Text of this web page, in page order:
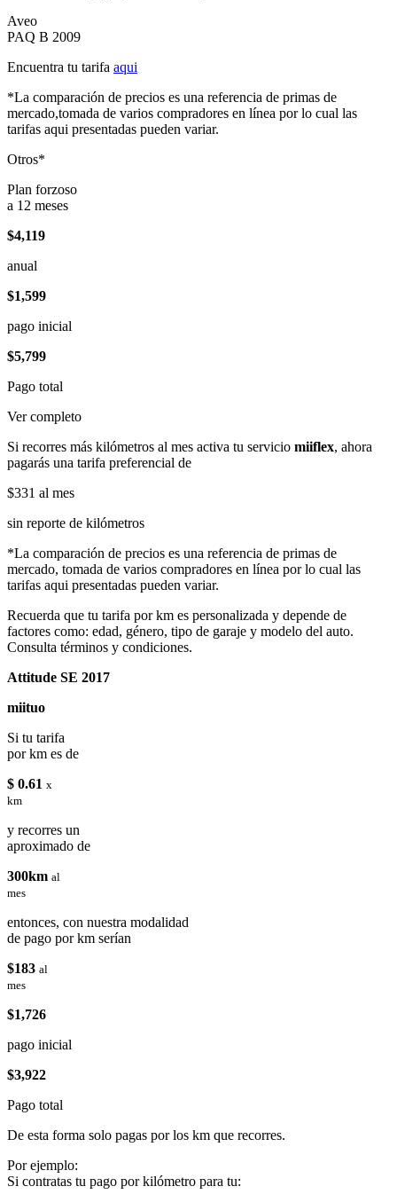
Aveo
PAQ B 2009
Encuentra tu tarifa aqui
*La comparación de precios es una referencia de primas de
mercado,tomada de varios compradores en línea por lo cual las
tarifas aqui presentadas pueden variar.
Otros*
Plan forzoso
a 12 meses
$4,119
anual
$1,599
pago inicial
$5,799
Pago total
Ver completo
Si recorres más kilómetros al mes activa tu servicio miiflex, ahora
pagarás una tarifa preferencial de
$331 al mes
sin reporte de kilómetros
*La comparación de precios es una referencia de primas de
mercado, tomada de varios compradores en línea por lo cual las
tarifas aqui presentadas pueden variar.
Recuerda que tu tarifa por km es personalizada y depende de
factores como: edad, género, tipo de garaje y modelo del auto.
Consulta términos y condiciones.
Attitude SE 2017
miituo
Si tu tarifa
por km es de
$ 0.61 x
km
y recorres un
aproximado de
300km al
mes
entonces, con nuestra modalidad
de pago por km serían
$183 al
mes
$1,726
pago inicial
$3,922
Pago total
De esta forma solo pagas por los km que recorres.
Por ejemplo:
Si contratas tu pago por kilómetro para tu: